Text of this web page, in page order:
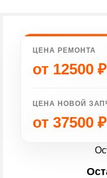
ЦЕНА РЕМОНТА
от 12500 ₽
ЦЕНА НОВОЙ
от 37500 ₽